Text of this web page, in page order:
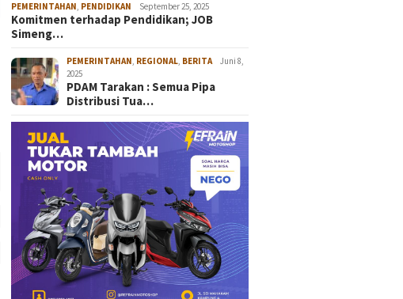
PEMERINTAHAN, PENDIDIKAN September 25, 2025
Komitmen terhadap Pendidikan; JOB
Simeng…
PEMERINTAHAN, REGIONAL, BERITA
Juni 8,
2025
PDAM Tarakan : Semua Pipa
Distribusi Tua…